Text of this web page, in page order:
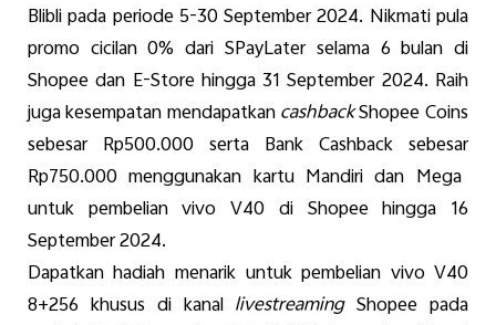
Blibli pada periode5-30 September 2024. Nikmatipula
promo cicilan0%dari SPayLater selama6bulan di
Shopee dan E-Store hingga31 September 2024. Raih
jugakesempatanmendapatkancashbackShopee Coins
sebesarRp500.000 sertaBank Cashbacksebesar
Rp750.000menggunakan kartu Mandiri dan Mega
untuk pembelian vivoV40 di Shopeehingga 16
September 2024.
Dapatkan hadiah menarik untuk pembelian vivoV40
8+256 khusus di kanal livestreamingShopee pada